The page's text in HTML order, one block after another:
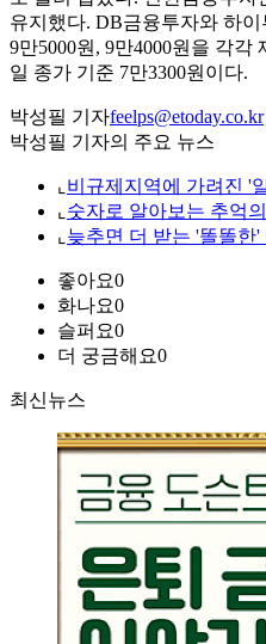
유지했다. DB금융투자와 하
9만5000원, 9만4000원을 각
일 종가 기준 7만3300원이다.
박성필 기자feelps@etoday.co.kr
박성필 기자의 주요 뉴스
⌞ 비규제지역에 가려진 '
⌞ 숫자로 알아보는 추억
⌞ 늦추면 더 받는 '똘똘한'
좋아요0
화나요0
슬퍼요0
더 궁금해요0
최신뉴스